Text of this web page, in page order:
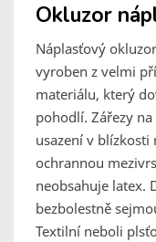
Okluzor
Náplasťový
vyroben z velmi
materiálu, který
pohodlí. Zářezy
usazení v blízkosti
ochrannou
neobsahuje latex.
bezbolestně
Textilní neboli